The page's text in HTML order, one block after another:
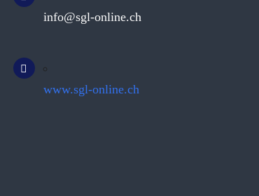
info@sgl-online.ch
www.sgl-online.ch